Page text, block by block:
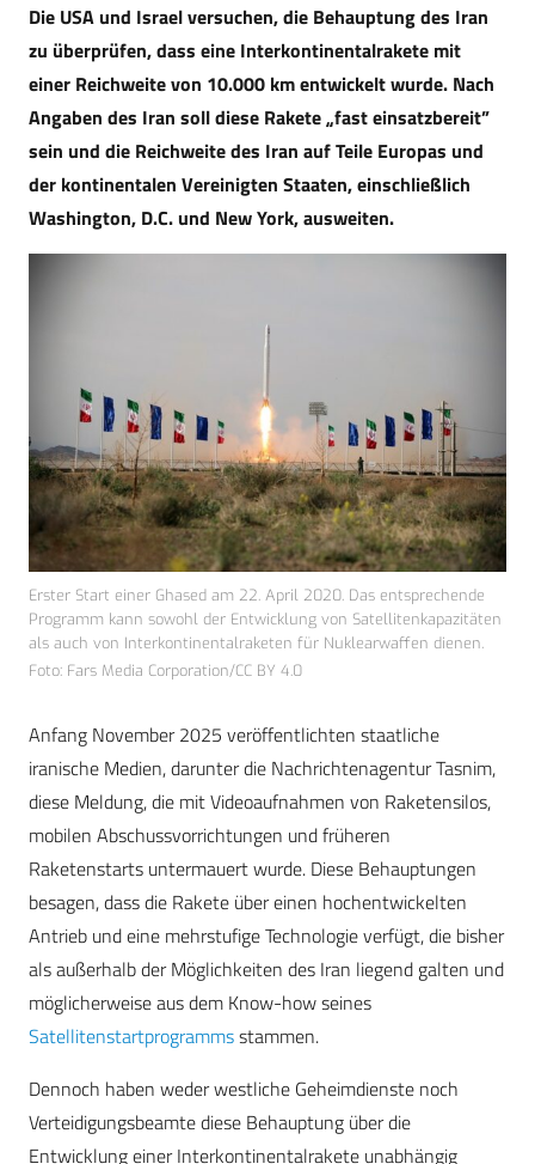
Die USA und Israel versuchen, die Behauptung des Iran
zu überprüfen, dass eine Interkontinentalrakete mit
einer Reichweite von 10.000 km entwickelt wurde. Nach
Angaben des Iran soll diese Rakete „fast einsatzbereit”
sein und die Reichweite des Iran auf Teile Europas und
der kontinentalen Vereinigten Staaten, einschließlich
Washington, D.C. und New York, ausweiten.
Erster Start einer Ghased am 22. April 2020. Das entsprechende
Programm kann sowohl der Entwicklung von Satellitenkapazitäten
als auch von Interkontinentalraketen für Nuklearwaffen dienen.
Foto: Fars Media Corporation/CC BY 4.0
Anfang November 2025 veröffentlichten staatliche
iranische Medien, darunter die Nachrichtenagentur Tasnim,
diese Meldung, die mit Videoaufnahmen von Raketensilos,
mobilen Abschussvorrichtungen und früheren
Raketenstarts untermauert wurde. Diese Behauptungen
besagen, dass die Rakete über einen hochentwickelten
Antrieb und eine mehrstufige Technologie verfügt, die bisher
als außerhalb der Möglichkeiten des Iran liegend galten und
möglicherweise aus dem Know-how seines
Satellitenstartprogrammsstammen.
Dennoch haben weder westliche Geheimdienste noch
Verteidigungsbeamte diese Behauptung über die
Entwicklung einer Interkontinentalrakete unabhängig